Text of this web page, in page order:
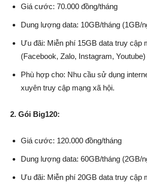
Giá cước: 70.000 đồng/tháng
Dung lượng data: 10GB/tháng (1GB/
Ưu đãi: Miễn phí 15GB data truy cập
(Facebook, Zalo, Instagram, Youtube)
Phù hợp cho: Nhu cầu sử dụng
xuyên truy cập mạng xã hội.
2. Gói Big120:
Giá cước: 120.000 đồng/tháng
Dung lượng data: 60GB/tháng (2GB/
Ưu đãi: Miễn phí 20GB data truy cập